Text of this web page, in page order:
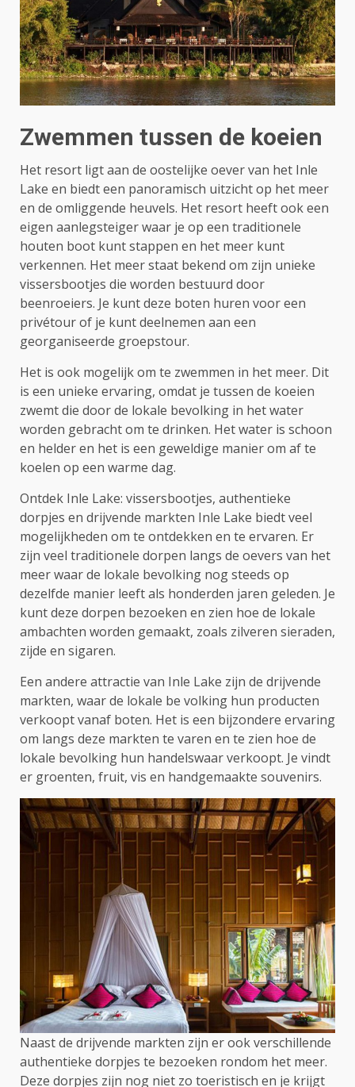
Zwemmen tussen de koeien
Het resort ligt aan de oostelijke oever van het Inle
Lake en biedt een panoramisch uitzicht op het meer
en de omliggende heuvels. Het resort heeft ook een
eigen aanlegsteiger waar je op een traditionele
houten boot kunt stappen en het meer kunt
verkennen. Het meer staat bekend om zijn unieke
vissersbootjes die worden bestuurd door
beenroeiers. Je kunt deze boten huren voor een
privétour of je kunt deelnemen aan een
georganiseerde groepstour.
Het is ook mogelijk om te zwemmen in het meer. Dit
is een unieke ervaring, omdat je tussen de koeien
zwemt die door de lokale bevolking in het water
worden gebracht om te drinken. Het water is schoon
en helder en het is een geweldige manier om af te
koelen op een warme dag.
Ontdek Inle Lake: vissersbootjes, authentieke
dorpjes en drijvende markten Inle Lake biedt veel
mogelijkheden om te ontdekken en te ervaren. Er
zijn veel traditionele dorpen langs de oevers van het
meer waar de lokale bevolking nog steeds op
dezelfde manier leeft als honderden jaren geleden. Je
kunt deze dorpen bezoeken en zien hoe de lokale
ambachten worden gemaakt, zoals zilveren sieraden,
zijde en sigaren.
Een andere attractie van Inle Lake zijn de drijvende
markten, waar de lokale be volking hun producten
verkoopt vanaf boten. Het is een bijzondere ervaring
om langs deze markten te varen en te zien hoe de
lokale bevolking hun handelswaar verkoopt. Je vindt
er groenten, fruit, vis en handgemaakte souvenirs.
Naast de drijvende markten zijn er ook verschillende
authentieke dorpjes te bezoeken rondom het meer.
Deze dorpjes zijn nog niet zo toeristisch en je krijgt